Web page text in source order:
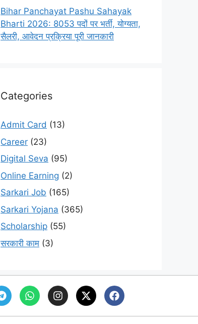
Bihar Panchayat Pashu Sahayak
Bharti 2026: 8053 पदों पर भर्ती, योग्यता,
सैलरी, आवेदन प्रक्रिया पूरी जानकारी
Categories
Admit Card (13)
Career (23)
Digital Seva (95)
Online Earning (2)
Sarkari Job (165)
Sarkari Yojana (365)
Scholarship (55)
सरकारी काम (3)